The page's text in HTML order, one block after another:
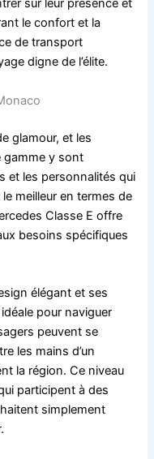
sur leur présence et
le confort et la
de transport
digne de l’élite.
glamour, et les
gamme y sont
et les personnalités qui
meilleur en termes de
Classe E offre
besoins spécifiques
élégant et ses
pour naviguer
peuvent se
les mains d’un
la région. Ce niveau
participent à des
simplement